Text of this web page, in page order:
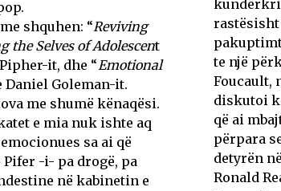
shquhen: “Reviving
the Selves of Adolescent
it, dhe “ Emotional
Daniel Goleman-it.
me shumë kënaqësi.
e mia nuk ishte aq
sa ai që
-i- pa drogë, pa
në kabinetin e
rastësisht
te një
Foucault,
diskutoi
që ai
përpara
detyrën
Ronald